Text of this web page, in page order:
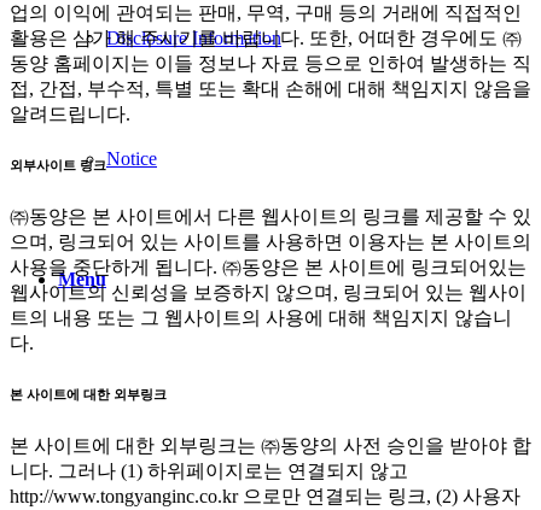
Disclosure Information
Notice
Menu
업의 이익에 관여되는 판매, 무역, 구매 등의 거래에 직접적인
활용은 삼가 해 주시기를 바랍니다. 또한, 어떠한 경우에도 ㈜
동양 홈페이지는 이들 정보나 자료 등으로 인하여 발생하는 직
접, 간접, 부수적, 특별 또는 확대 손해에 대해 책임지지 않음을
알려드립니다.
외부사이트 링크
㈜동양은 본 사이트에서 다른 웹사이트의 링크를 제공할 수 있
으며, 링크되어 있는 사이트를 사용하면 이용자는 본 사이트의
사용을 중단하게 됩니다. ㈜동양은 본 사이트에 링크되어있는
웹사이트의 신뢰성을 보증하지 않으며, 링크되어 있는 웹사이
트의 내용 또는 그 웹사이트의 사용에 대해 책임지지 않습니
다.
본 사이트에 대한 외부링크
본 사이트에 대한 외부링크는 ㈜동양의 사전 승인을 받아야 합
니다. 그러나 (1) 하위페이지로는 연결되지 않고
http://www.tongyanginc.co.kr 으로만 연결되는 링크, (2) 사용자